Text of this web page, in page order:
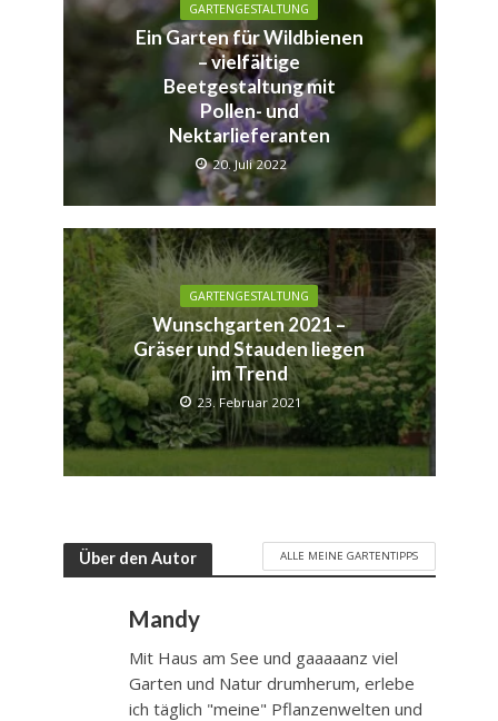
GARTENGESTALTUNG
Ein Garten für Wildbienen
– vielfältige
Beetgestaltung mit
Pollen- und
Nektarlieferanten
20. Juli 2022
GARTENGESTALTUNG
Wunschgarten 2021 –
Gräser und Stauden liegen
im Trend
23. Februar 2021
Über den Autor ALLE MEINE GARTENTIPPS
Mandy
Mit Haus am See und gaaaaanz viel
Garten und Natur drumherum, erlebe
ich täglich "meine" Pflanzenwelten und